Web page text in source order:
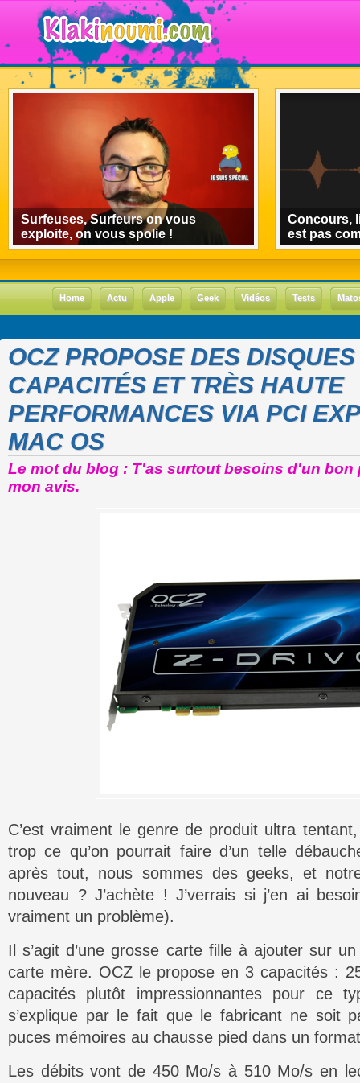
Surfeuses, Surfeurs on vous
exploite, on vous spolie !
Concours,
est pas
Home Actu Apple Geek Vidéos Tests
OCZ PROPOSE DES
CAPACITÉS ET TRÈS HAUTE
PERFORMANCES VIA PCI
MAC OS
Le mot du blog : T'as surtout besoins d'un bon
mon avis.
C’est vraiment le genre de produit ultra
trop ce qu’on pourrait faire d’un telle
après tout, nous sommes des geeks, et
nouveau ? J’achète ! J’verrais si j’en ai
vraiment un problème).
Il s’agit d’une grosse carte fille à ajouter sur
carte mère. OCZ le propose en 3 capacités :
capacités plutôt impressionnantes pour ce
s’explique par le fait que le fabricant ne soit
puces mémoires au chausse pied dans un
Les débits vont de 450 Mo/s à 510 Mo/s en